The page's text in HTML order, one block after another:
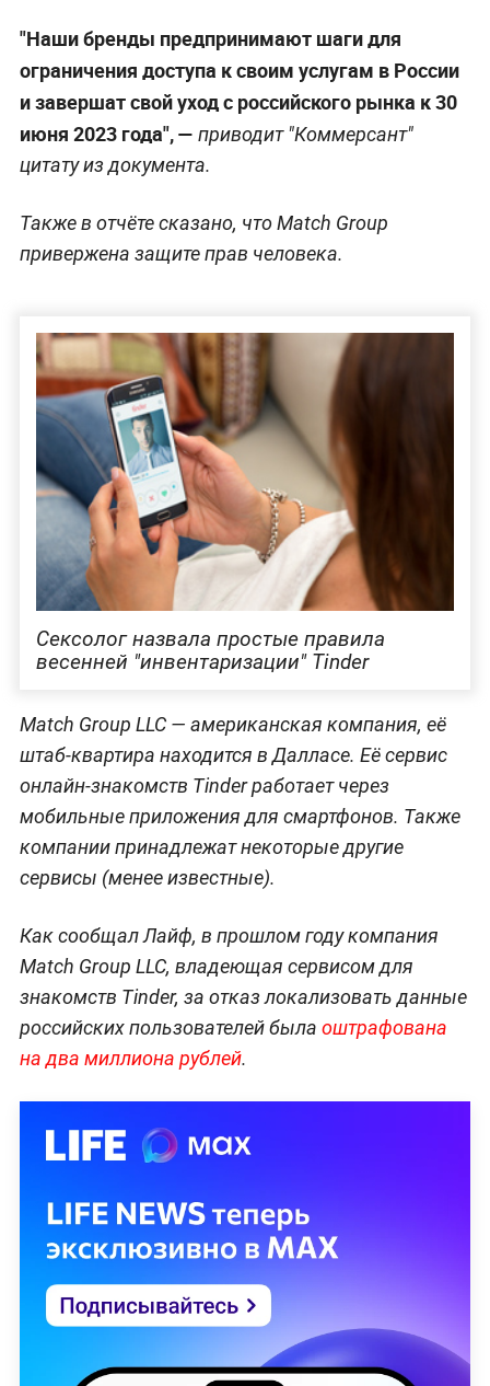
"Наши бренды предпринимают шаги для
ограничения доступа к своим услугам в России
и завершат свой уход с российского рынка к 30
июня 2023 года", — приводит "Коммерсант"
цитату из документа.
Также в отчёте сказано, что Match Group
привержена защите прав человека.
Сексолог назвала простые правила
весенней "инвентаризации" Tinder
Match Group LLC — американская компания, её
штаб-квартира находится в Далласе. Её сервис
онлайн-знакомств Tinder работает через
мобильные приложения для смартфонов. Также
компании принадлежат некоторые другие
сервисы (менее известные).
Как сообщал Лайф, в прошлом году компания
Match Group LLC, владеющая сервисом для
знакомств Tinder, за отказ локализовать данные
российских пользователей была оштрафована
на два миллиона рублей.